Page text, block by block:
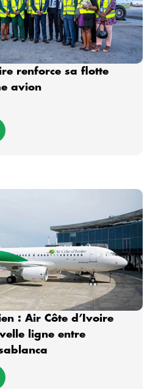
renforce sa flotte
avion
: Air Côte d’Ivoire
ligne entre